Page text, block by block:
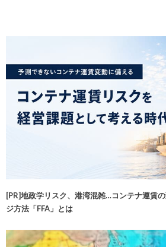
[PR]地政学リスク、港湾混雑…コンテナ運賃
ジ方法「FFA」とは